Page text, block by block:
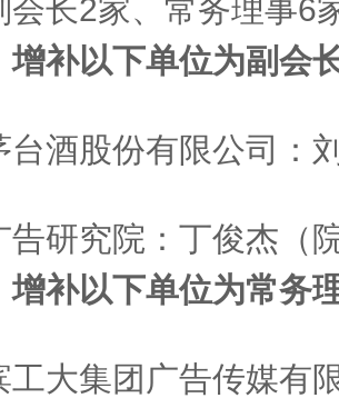
会长2家、常务理事6
增补以下单位为副会
台酒股份有限公司：
告研究院：丁俊杰（
增补以下单位为常务
工大集团广告传媒有